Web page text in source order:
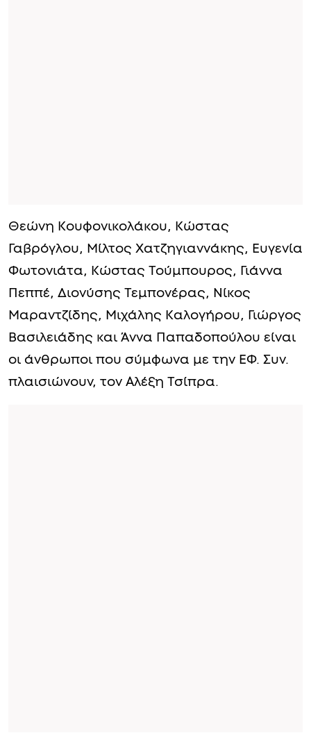
Θεώνη Κουφονικολάκου, Κώστας
Γαβρόγλου, Μίλτος Χατζηγιαννάκης, Ευγενία
Φωτονιάτα, Κώστας Τούμπουρος, Γιάννα
Πεππέ, Διονύσης Τεμπονέρας, Νίκος
Μαραντζίδης, Μιχάλης Καλογήρου, Γιώργος
Βασιλειάδης και Άννα Παπαδοπούλου είναι
οι άνθρωποι που σύμφωνα με την ΕΦ. Συν.
πλαισιώνουν, τον Αλέξη Τσίπρα.